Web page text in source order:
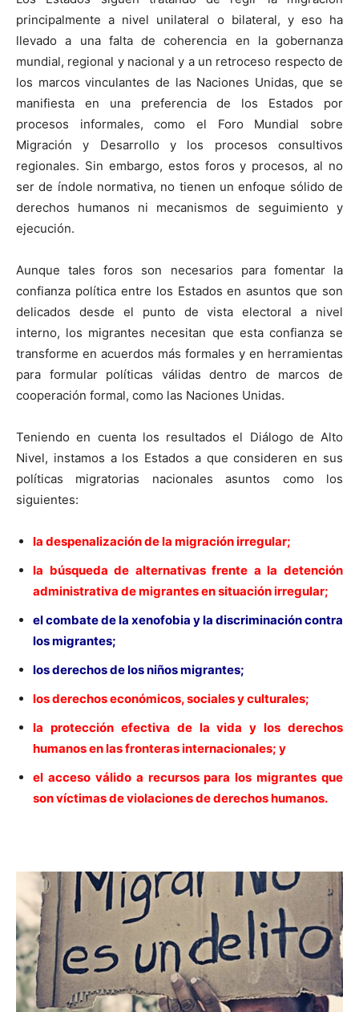
principalmente a nivel unilateral o bilateral, y eso ha
llevado a una falta de coherencia en la gobernanza
mundial, regional y nacional y a un retroceso respecto de
los marcos vinculantes de las Naciones Unidas, que se
manifiesta en una preferencia de los Estados por
procesos informales, como el Foro Mundial sobre
Migración y Desarrollo y los procesos consultivos
regionales. Sin embargo, estos foros y procesos, al no
ser de índole normativa, no tienen un enfoque sólido de
derechos humanos ni mecanismos de seguimiento y
ejecución.
Aunque tales foros son necesarios para fomentar la
confianza política entre los Estados en asuntos que son
delicados desde el punto de vista electoral a nivel
interno, los migrantes necesitan que esta confianza se
transforme en acuerdos más formales y en herramientas
para formular políticas válidas dentro de marcos de
cooperación formal, como las Naciones Unidas.
Teniendo en cuenta los resultados el Diálogo de Alto
Nivel, instamos a los Estados a que consideren en sus
políticas migratorias nacionales asuntos como los
siguientes:
la despenalización de la migración irregular;
la búsqueda de alternativas frente a la detención
administrativa de migrantes en situación irregular;
el combate de la xenofobia y la discriminación contra
los migrantes;
los derechos de los niños migrantes;
los derechos económicos, sociales y culturales;
la protección efectiva de la vida y los derechos
humanos en las fronteras internacionales; y
el acceso válido a recursos para los migrantes que
son víctimas de violaciones de derechos humanos.